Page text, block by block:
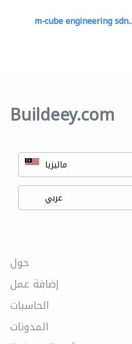
m-cube engineering sdn..
Buildeey.com
حول
إضافة عمل
الحاسبات
المدونات